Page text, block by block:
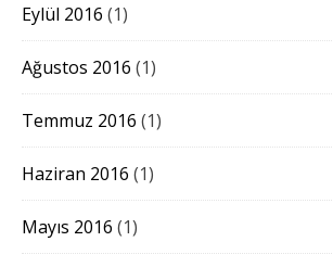
Eylül 2016 (1)
Ağustos 2016 (1)
Temmuz 2016 (1)
Haziran 2016 (1)
Mayıs 2016 (1)